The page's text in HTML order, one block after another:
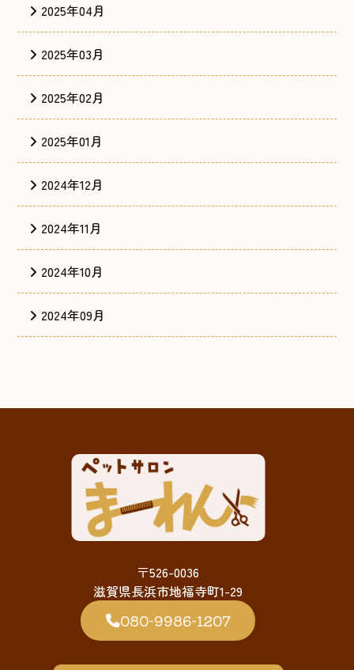
2025年04月
2025年03月
2025年02月
2025年01月
2024年12月
2024年11月
2024年10月
2024年09月
〒526-0036
滋賀県長浜市地福寺町1-29
080-9986-1207